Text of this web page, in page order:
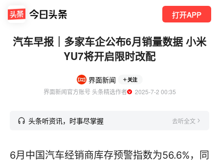
打开APP
汽车早报｜多家车企公布6月销量数据 小米
YU7将开启限时改配
界面新闻 关注
界面新闻官方账号 头条精选作者
  2025-7-2 00:35
头条听资讯，时事尽掌握 去听全文
6月中国汽车经销商库存预警指数为56.6%，同